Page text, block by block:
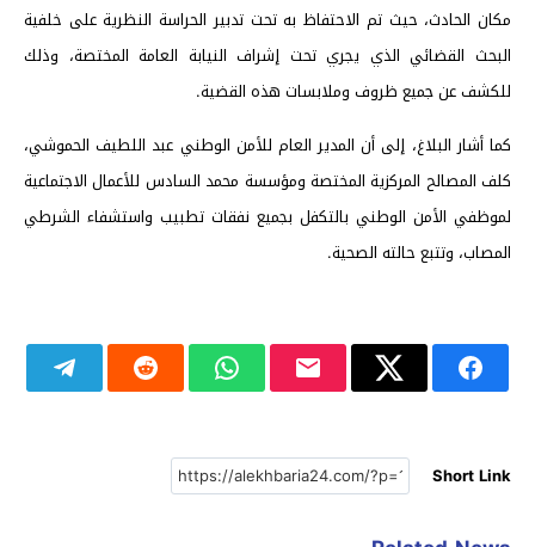
مكان الحادث، حيث تم الاحتفاظ به تحت تدبير الحراسة النظرية على خلفية
البحث القضائي الذي يجري تحت إشراف النيابة العامة المختصة، وذلك
للكشف عن جميع ظروف وملابسات هذه القضية.
كما أشار البلاغ، إلى أن المدير العام للأمن الوطني عبد اللطيف الحموشي،
كلف المصالح المركزية المختصة ومؤسسة محمد السادس للأعمال الاجتماعية
لموظفي الأمن الوطني بالتكفل بجميع نفقات تطبيب واستشفاء الشرطي
المصاب، وتتبع حالته الصحية.
Short Link